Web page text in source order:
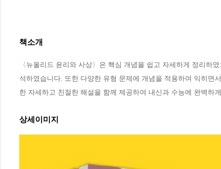
책소개
〈뉴올리드 윤리와 사상〉은 핵심 개념을 쉽고 자세하게 정리하
석하였습니다. 또한 다양한 유형 문제에 개념을 적용하여 익히면
한 자세하고 친절한 해설을 함께 제공하여 내신과 수능에 완벽하
상세이미지